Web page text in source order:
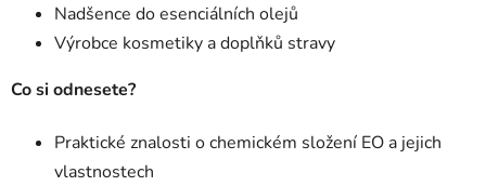
Nadšence do esenciálních olejů
Výrobce kosmetiky a doplňků stravy
Co si odnesete?
Praktické znalosti o chemickém složení EO a jejich
vlastnostech